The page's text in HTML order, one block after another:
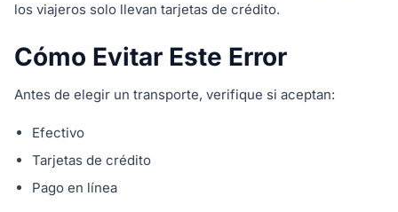
los viajeros solo llevan tarjetas de crédito.
Cómo Evitar Este Error
Antes de elegir un transporte, verifique si aceptan:
Efectivo
Tarjetas de crédito
Pago en línea